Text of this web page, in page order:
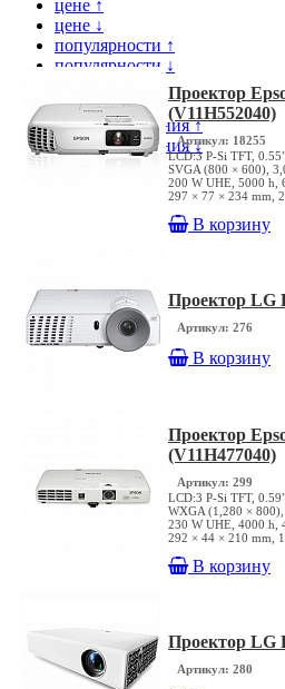
цене ↑
цене ↓
популярности ↑
популярности ↓
модели ↓
дате поступления ↑
дате поступления ↓
Проектор
(V11H552040)
Артикул: 18255
LCD:3 P-Si TFT, 0.55"
SVGA (800 × 600),
200 W UHE, 5000 h,
297 × 77 × 234 mm,
В корзину
Проектор LG
Артикул: 276
В корзину
Проектор
(V11H477040)
Артикул: 299
LCD:3 P-Si TFT, 0.59"
WXGA (1,280 ×
230 W UHE, 4000 h,
292 × 44 × 210 mm,
В корзину
Проектор LG
Артикул: 280